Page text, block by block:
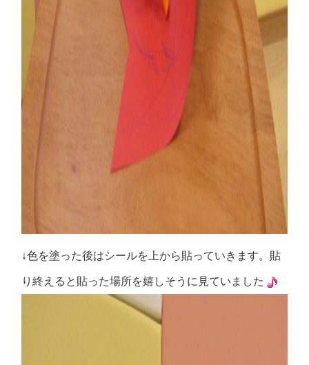
↓色を塗った後はシールを上から貼っていきます。貼
り終えると貼った場所を嬉しそうに見ていました